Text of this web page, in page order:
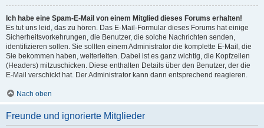
Ich habe eine Spam-E-Mail von einem Mitglied dieses Forums erhalten!
Es tut uns leid, das zu hören. Das E-Mail-Formular dieses Forums hat einige
Sicherheitsvorkehrungen, die Benutzer, die solche Nachrichten senden,
identifizieren sollen. Sie sollten einem Administrator die komplette E-Mail, die
Sie bekommen haben, weiterleiten. Dabei ist es ganz wichtig, die Kopfzeilen
(Headers) mitzuschicken. Diese enthalten Details über den Benutzer, der die
E-Mail verschickt hat. Der Administrator kann dann entsprechend reagieren.
Nach oben
Freunde und ignorierte Mitglieder